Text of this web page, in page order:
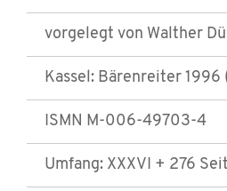
vorgelegt von Walther
Kassel: Bärenreiter 1996
ISMN M-006-49703-4
Umfang: XXXVI + 276